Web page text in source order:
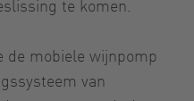
te komen.
de mobiele wijnpomp
van